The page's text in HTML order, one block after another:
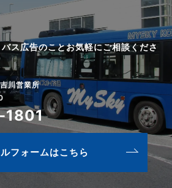
ス広告のことお気軽にご相談くださ
川営業所
フォームはこちら